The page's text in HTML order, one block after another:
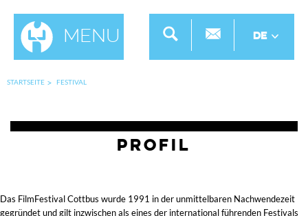
Menu DE
STARTSEITE FESTIVAL
Profil
Das FilmFestival Cottbus wurde 1991 in der unmittelbaren Nachwendezeit
gegründet und gilt inzwischen als eines der international führenden Festivals